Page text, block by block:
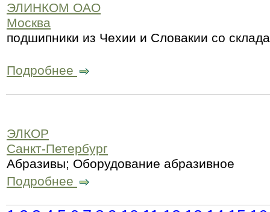
ЭЛИНКОМ ОАО
Москва
подшипники из Чехии и Словакии со
Подробнее
ЭЛКОР
Санкт-Петербург
Абразивы; Оборудование абразивное
Подробнее